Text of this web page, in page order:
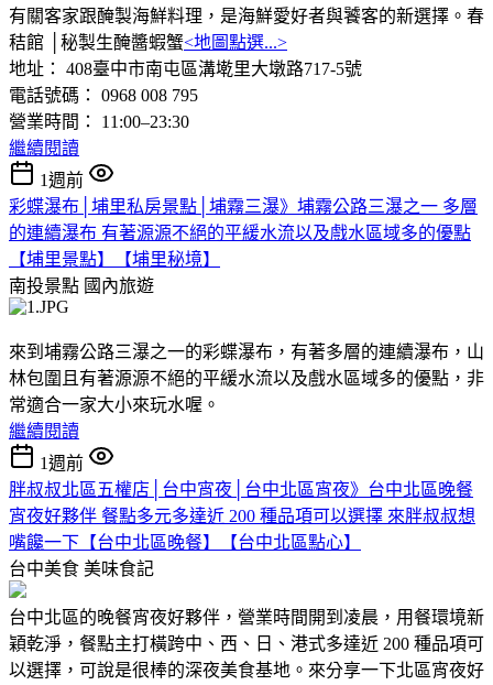
有關客家跟醃製海鮮料理，是海鮮愛好者與饕客的新選擇。春
秸館 │秘製生醃醬蝦蟹<地圖點選...>
地址： 408臺中市南屯區溝墘里大墩路717-5號
電話號碼： 0968 008 795
營業時間： 11:00–23:30
繼續閱讀
1週前
彩蝶瀑布│埔里私房景點│埔霧三瀑》埔霧公路三瀑之一 多層
的連續瀑布 有著源源不絕的平緩水流以及戲水區域多的優點
【埔里景點】【埔里秘境】
南投景點 國內旅遊
來到埔霧公路三瀑之一的彩蝶瀑布，有著多層的連續瀑布，山
林包圍且有著源源不絕的平緩水流以及戲水區域多的優點，非
常適合一家大小來玩水喔。
繼續閱讀
1週前
胖叔叔北區五權店│台中宵夜│台中北區宵夜》台中北區晚餐
宵夜好夥伴 餐點多元多達近 200 種品項可以選擇 來胖叔叔想
嘴饞一下【台中北區晚餐】【台中北區點心】
台中美食 美味食記
台中北區的晚餐宵夜好夥伴，營業時間開到凌晨，用餐環境新
穎乾淨，餐點主打橫跨中、西、日、港式多達近 200 種品項可
以選擇，可說是很棒的深夜美食基地。來分享一下北區宵夜好